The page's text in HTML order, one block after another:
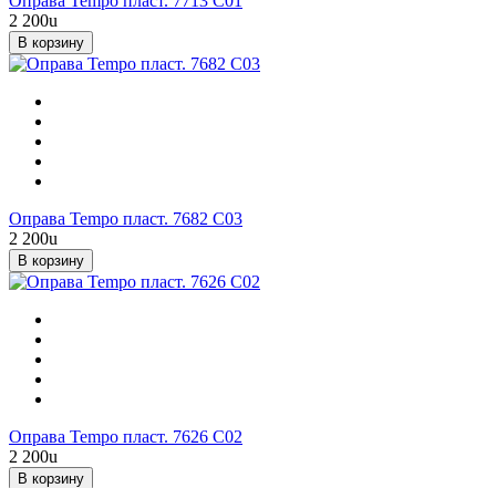
2 200u
В корзину
Оправа Tempo пласт. 7682 С03
2 200u
В корзину
Оправа Tempo пласт. 7626 С02
2 200u
В корзину